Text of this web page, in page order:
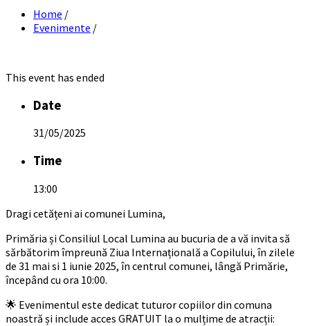
Home /
Evenimente /
This event has ended
Date
31/05/2025
Time
13:00
Dragi cetățeni ai comunei Lumina,
Primăria și Consiliul Local Lumina au bucuria de a vă invita să
sărbătorim împreună Ziua Internațională a Copilului, în zilele
de 31 mai si 1 iunie 2025, în centrul comunei, lângă Primărie,
începând cu ora 10:00.
🌟 Evenimentul este dedicat tuturor copiilor din comuna
noastră și include acces GRATUIT la o mulțime de atracții: